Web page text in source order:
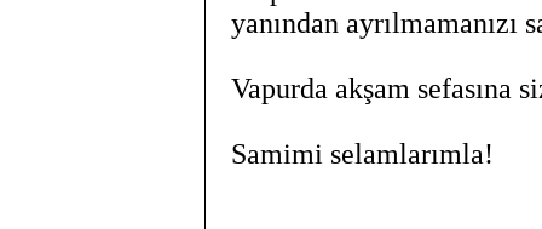
yanından ayrılmamanızı
Vapurda akşam sefasına
Samimi selamlarımla!